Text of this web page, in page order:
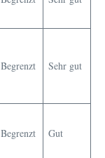
Begrenzt Sehr gut
Begrenzt Gut